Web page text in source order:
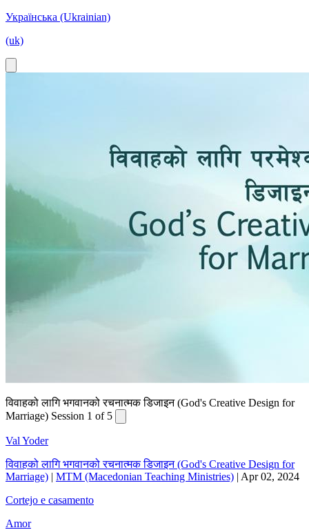
Українська (Ukrainian)
(uk)
विवाहको लागि भगवानको रचनात्मक डिजाइन (God's Creative Design for
Marriage) Session 1 of 5
Val Yoder
विवाहको लागि भगवानको रचनात्मक डिजाइन (God's Creative Design for
Marriage) | MTM (Macedonian Teaching Ministries) | Apr 02, 2024
Cortejo e casamento
Amor